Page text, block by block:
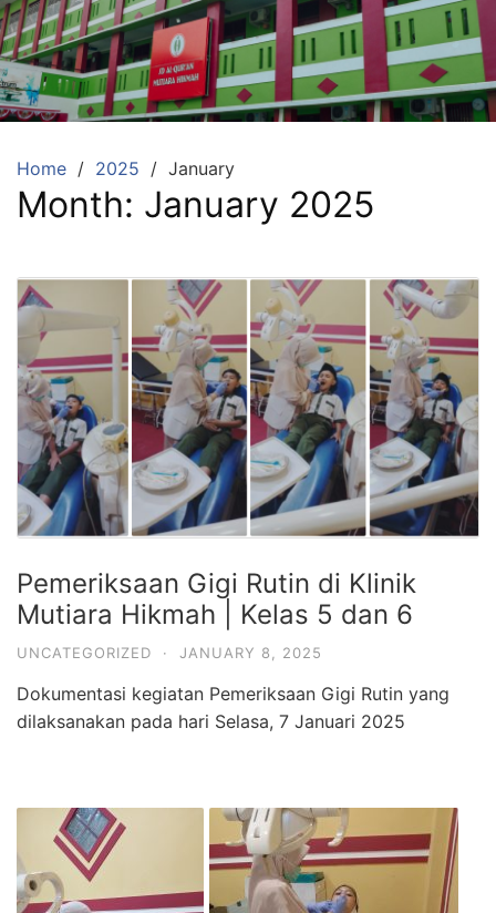
Skip
to
content
SDA
Mutiara
Tambun
Selatan
Beriman,
Berakhlaq
dan
Berprestasi
Home 2025 January
Month: January 2025
Pemeriksaan Gigi Rutin di Klinik
Mutiara Hikmah | Kelas 5 dan 6
UNCATEGORIZED · JANUARY 8, 2025
Dokumentasi kegiatan Pemeriksaan Gigi Rutin yang
dilaksanakan pada hari Selasa, 7 Januari 2025